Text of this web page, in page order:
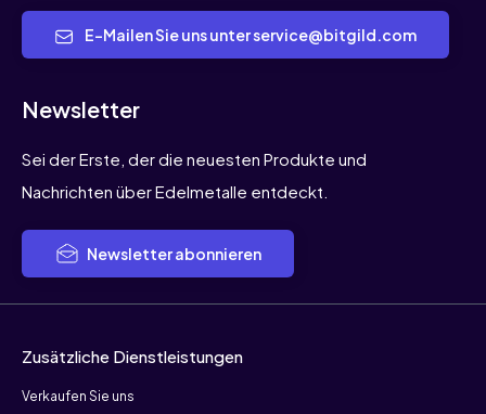
E-Mailen Sie uns unter service@bitgild.com
Newsletter
Sei der Erste, der die neuesten Produkte und
Nachrichten über Edelmetalle entdeckt.
Newsletter abonnieren
Zusätzliche Dienstleistungen
Verkaufen Sie uns